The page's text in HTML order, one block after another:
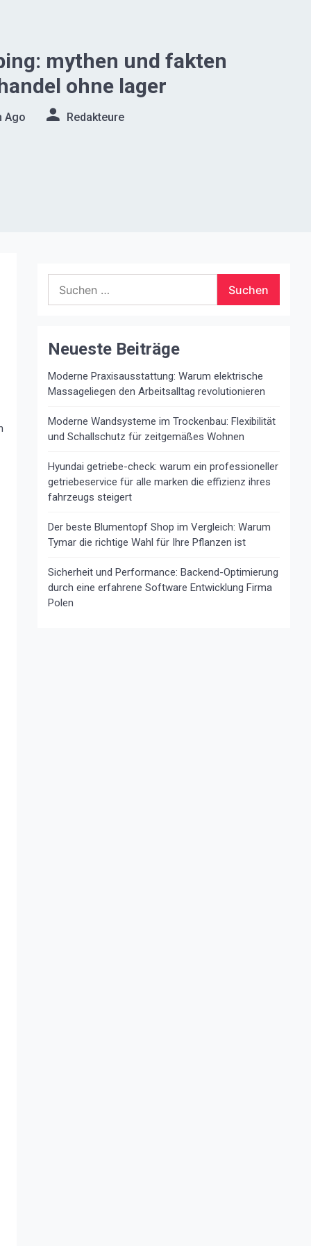
mythen und fakten
ohne lager
Ago Redakteure
nach:
Neueste Beiträge
Moderne Praxisausstattung: Warum elektrische
Massageliegen den Arbeitsalltag revolutionieren
Moderne Wandsysteme im Trockenbau: Flexibilität
und Schallschutz für zeitgemäßes Wohnen
Hyundai getriebe-check: warum ein professioneller
getriebeservice für alle marken die effizienz ihres
fahrzeugs steigert
Der beste Blumentopf Shop im Vergleich: Warum
Tymar die richtige Wahl für Ihre Pflanzen ist
Sicherheit und Performance: Backend-Optimierung
durch eine erfahrene Software Entwicklung Firma
Polen